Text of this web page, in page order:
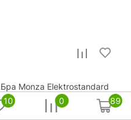
Бра Monza Elektrostandard
(Россия)
10 0 89